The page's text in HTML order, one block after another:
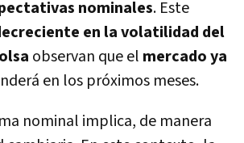
nominales. Este
en la volatilidad del
observan que el mercado ya
en los próximos meses.
nominal implica, de manera